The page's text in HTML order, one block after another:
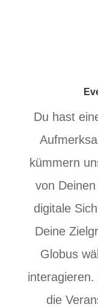
Du hast
kümmern
von
digitale
Deine
Globus
die